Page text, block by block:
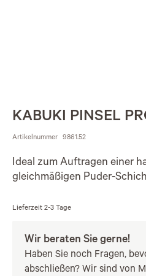
KABUKI PINSEL
Artikelnummer 9861.52
Ideal zum Auftragen einer
gleichmäßigen Puder-
Lieferzeit 2-3 Tage
Wir beraten Sie gerne!
Haben Sie noch Fragen,
abschließen? Wir sind von